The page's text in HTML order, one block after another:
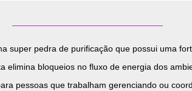
super pedra de purificação que possui uma
elimina bloqueios no fluxo de energia dos
pessoas que trabalham gerenciando ou